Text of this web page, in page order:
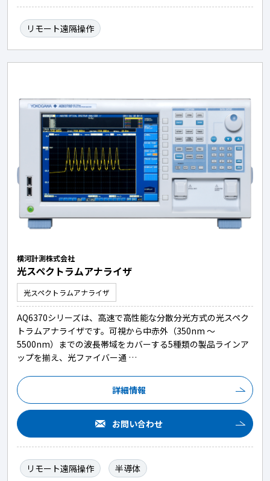
リモート遠隔操作
横河計測株式会社
光スペクトラムアナライザ
光スペクトラムアナライザ
AQ6370シリーズは、高速で高性能な分散分光方式の光スペク
トラムアナライザです。可視から中赤外（350nm ～
5500nm）までの波長帯域をカバーする5種類の製品ラインア
ップを揃え、光ファイバー通 …
詳細情報
お問い合わせ
リモート遠隔操作 半導体